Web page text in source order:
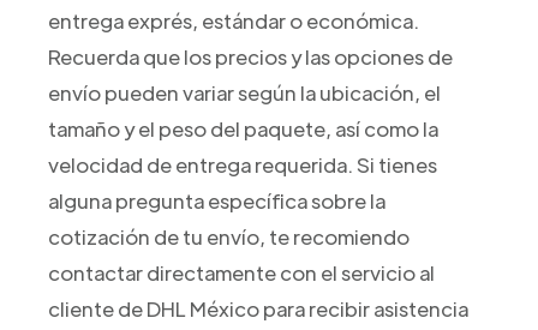
entrega exprés, estándar o económica.
Recuerda que los precios y las opciones de
envío pueden variar según la ubicación, el
tamaño y el peso del paquete, así como la
velocidad de entrega requerida. Si tienes
alguna pregunta específica sobre la
cotización de tu envío, te recomiendo
contactar directamente con el servicio al
cliente de DHL México para recibir asistencia